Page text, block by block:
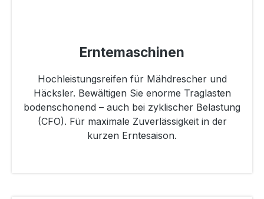
Erntemaschinen
Hochleistungsreifen für Mähdrescher und
Häcksler. Bewältigen Sie enorme Traglasten
bodenschonend – auch bei zyklischer Belastung
(CFO). Für maximale Zuverlässigkeit in der
kurzen Erntesaison.